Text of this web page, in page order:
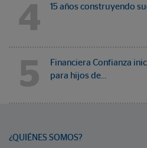
4 15 años construyendo
5
Financiera Confianza
para hijos de…
¿QUIÉNES SOMOS?